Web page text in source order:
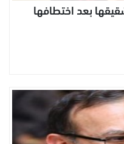
بعد اختطافها